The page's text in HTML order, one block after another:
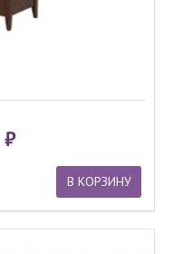
В КОРЗИНУ